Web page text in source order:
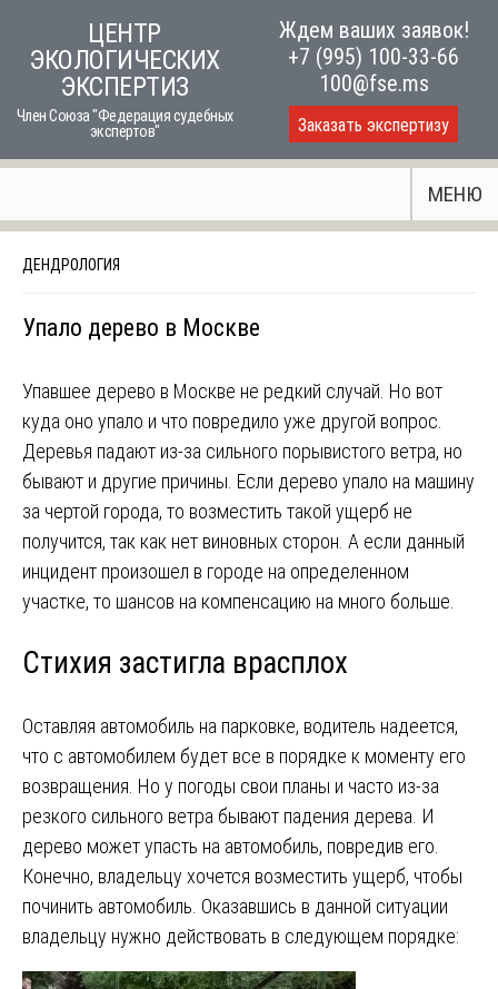
content
ЦЕНТР
ЭКОЛОГИЧЕСКИХ
ЭКСПЕРТИЗ
Член Союза "Федерация судебных
экспертов"
Ждем ваших заявок!
+7 (995) 100-33-66
100@fse.ms
Заказать экспертизу
МЕНЮ
ДЕНДРОЛОГИЯ
Упало дерево в Москве
Упавшее дерево в Москве не редкий случай. Но вот
куда оно упало и что повредило уже другой вопрос.
Деревья падают из-за сильного порывистого ветра, но
бывают и другие причины. Если дерево упало на машину
за чертой города, то возместить такой ущерб не
получится, так как нет виновных сторон. А если данный
инцидент произошел в городе на определенном
участке, то шансов на компенсацию на много больше.
Стихия застигла врасплох
Оставляя автомобиль на парковке, водитель надеется,
что с автомобилем будет все в порядке к моменту его
возвращения. Но у погоды свои планы и часто из-за
резкого сильного ветра бывают падения дерева. И
дерево может упасть на автомобиль, повредив его.
Конечно, владельцу хочется возместить ущерб, чтобы
починить автомобиль. Оказавшись в данной ситуации
владельцу нужно действовать в следующем порядке: